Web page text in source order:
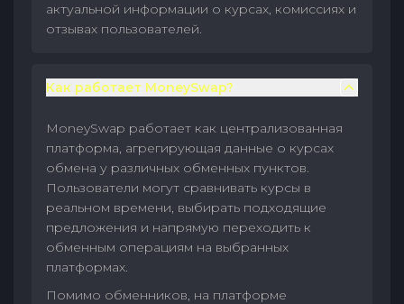
актуальной информации о курсах, комиссиях и
отзывах пользователей.
Как работает MoneySwap?
MoneySwap работает как централизованная
платформа, агрегирующая данные о курсах
обмена у различных обменных пунктов.
Пользователи могут сравнивать курсы в
реальном времени, выбирать подходящие
предложения и напрямую переходить к
обменным операциям на выбранных
платформах.
Помимо обменников, на платформе